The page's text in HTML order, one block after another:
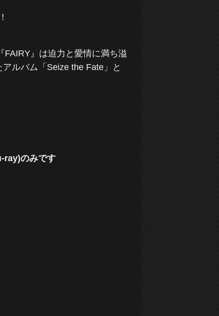
』は迫力と愛情に満ち溢
ルバム「Seize the Fate」と
ray)のみです